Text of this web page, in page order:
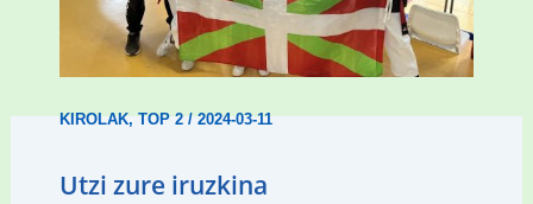
Wadokan garaile Espainiako txapelketan
14 dominarekin
KIROLAK,TOP 2/2024-03-11
Utzi zure iruzkina